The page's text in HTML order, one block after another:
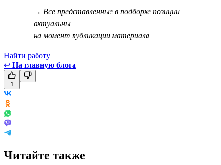
→ Все представленные в подборке позиции
актуальны
на момент публикации материала
Найти работу
↩ На главную блога
1
Читайте также